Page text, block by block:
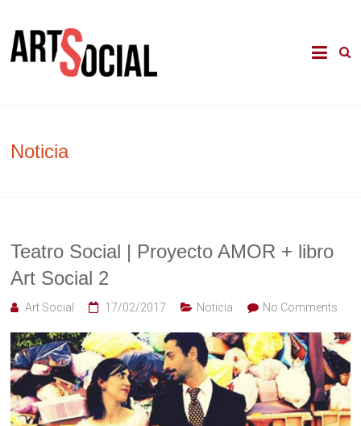
content
comunitari, terapèutic i d'integració
Noticia
Teatro Social | Proyecto AMOR + libro
Art Social 2
Art Social 17/02/2017 Noticia No Comments